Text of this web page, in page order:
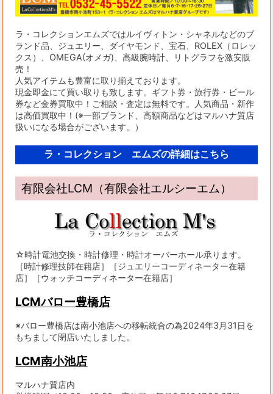
ラ・コレクションエムズではルイヴィトン・シャネルなどのブ
ランド品、ジュエリー、ダイヤモンド、宝石、ROLEX（ロレッ
クス）、OMEGA(オメガ)、高級腕時計、リトグラフを激安販
売！
人気アイテムも豊富に取り揃えております。
現金即金にて買い取りも致します。ギフト券・旅行券・ビール
券など金券買取中！ご相談・査定は無料です。人気商品・新作
は高価買取中！(※一部ブランド、高額商品などはマルハナ質店
扱いになる場合がございます。）
ラ・コレクション エムズの詳細はこちら
有限会社LCM（有限会社エルシーエム）
☆時計電池交換・時計修理・時計オーバーホール承ります。
［時計修理技師在籍店］［ジュエリーコーディネーター在籍
店］［ウォッチコーディネーター在籍店］
LCMバロー豊橋店
※バロー豊橋店は南小池店への移転統合の為2024年3月31日を
もちまして閉店いたしました。
LCM南小池店
マルハナ質店内